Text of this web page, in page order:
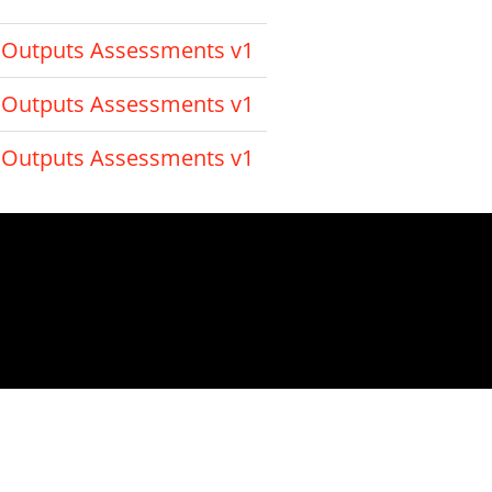
Assessments v1
Assessments v1
Assessments v1